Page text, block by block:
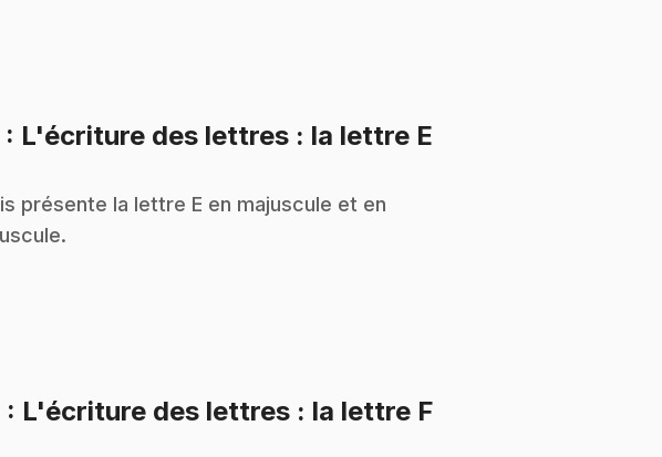
: L'écriture des lettres : la lettre E
présente la lettre E en majuscule et en
: L'écriture des lettres : la lettre F